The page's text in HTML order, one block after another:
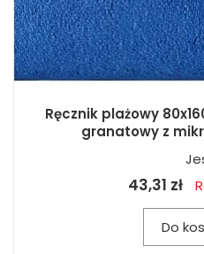
Ręcznik plażowy
granatowy z
43,31 zł
Do